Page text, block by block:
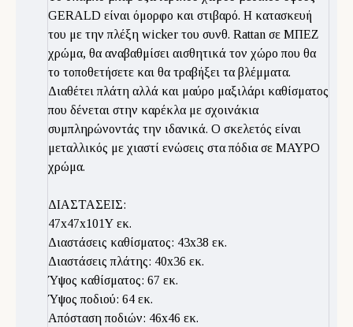
GERALD είναι όμορφο και στιβαρό. Η κατασκευή
του με την πλέξη wicker του συνθ. Rattan σε ΜΠΕΖ
χρώμα, θα αναβαθμίσει αισθητικά τον χώρο που θα
το τοποθετήσετε και θα τραβήξει τα βλέμματα.
Διαθέτει πλάτη αλλά και μαύρο μαξιλάρι καθίσματος
που δένεται στην καρέκλα με σχοινάκια
συμπληρώνοντάς την ιδανικά. Ο σκελετός είναι
μεταλλικός με χιαστί ενώσεις στα πόδια σε ΜΑΥΡΟ
χρώμα.
ΔΙΑΣΤΑΣΕΙΣ:
47x47x101Υ εκ.
Διαστάσεις καθίσματος: 43x38 εκ.
Διαστάσεις πλάτης: 40x36 εκ.
Ύψος καθίσματος: 67 εκ.
Ύψος πoδιού: 64 εκ.
Απόσταση ποδιών: 46x46 εκ.